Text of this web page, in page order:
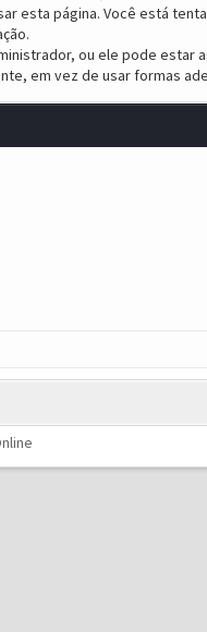
esta página. Você está
ou ele pode estar
em vez de usar formas